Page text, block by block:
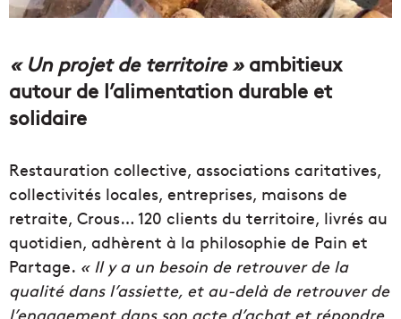
« Un projet de territoire »ambitieux
autour de l’alimentation durable et
solidaire
Restauration collective, associations caritatives,
collectivités locales, entreprises, maisons de
retraite, Crous… 120 clients du territoire, livrés au
quotidien, adhèrent à la philosophie de Pain et
Partage. « Il y a un besoin de retrouver de la
qualité dans l’assiette, et au-delà de retrouver de
l’engagement dans son acte d’achat et répondre